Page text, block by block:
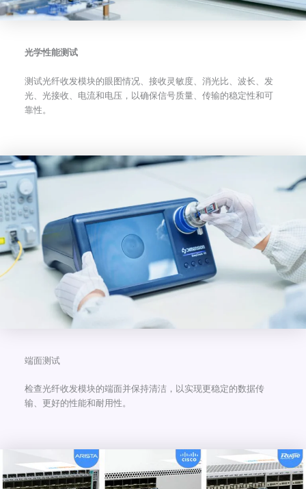
光学性能测试
测试光纤收发模块的眼图情况、接收灵敏度、消光比、波长、发
光、光接收、电流和电压，以确保信号质量、传输的稳定性和可
靠性。
端面测试
检查光纤收发模块的端面并保持清洁，以实现更稳定的数据传
输、更好的性能和耐用性。